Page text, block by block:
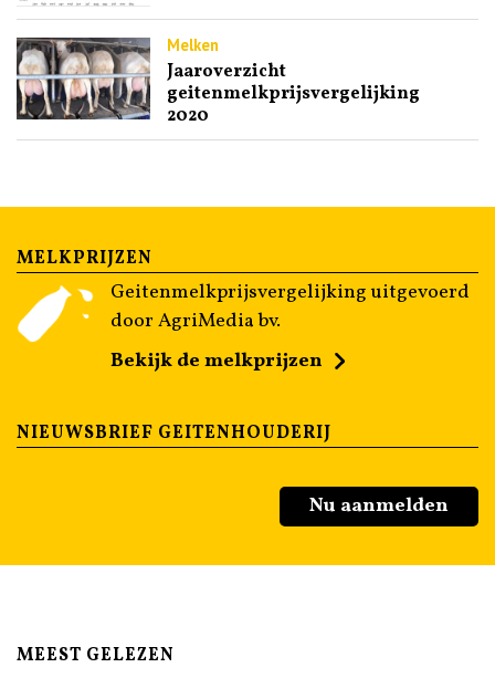
Melken
Jaaroverzicht
geitenmelkprijsvergelijking
2020
MELKPRIJZEN
Geitenmelkprijsvergelijking uitgevoerd
door AgriMedia bv.
Bekijk de melkprijzen
NIEUWSBRIEF GEITENHOUDERIJ
Nu aanmelden
MEEST GELEZEN